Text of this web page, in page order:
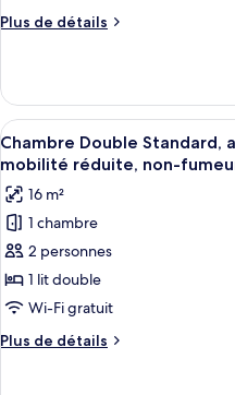
chambre :
Classique,
non-
fumeurs
Plus de détails
Plus
le
type
de
chambre
Double
Classique,
non-
fumeurs
Afficher
toutes
les
photos
pour
ce
type
de
chambre :
Chambre
5
Chambre Double Standard,
mobilité réduite, non-
16 m²
1 chambre
2 personnes
1 lit double
Wi-Fi gratuit
Plus de détails
Plus